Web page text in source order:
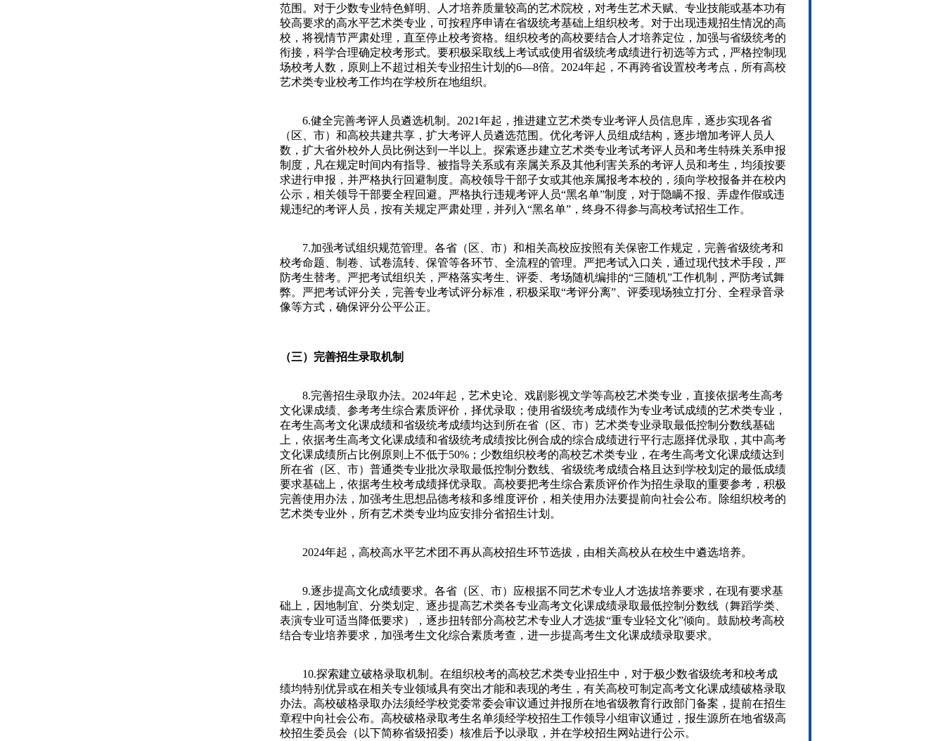
范围。对于少数专业特色鲜明、人才培养质量较高的艺术院校，对考生艺术天赋、专业技能或基本功有
较高要求的高水平艺术类专业，可按程序申请在省级统考基础上组织校考。对于出现违规招生情况的高
校，将视情节严肃处理，直至停止校考资格。组织校考的高校要结合人才培养定位，加强与省级统考的
衔接，科学合理确定校考形式。要积极采取线上考试或使用省级统考成绩进行初选等方式，严格控制现
场校考人数，原则上不超过相关专业招生计划的6—8倍。2024年起，不再跨省设置校考考点，所有高校
艺术类专业校考工作均在学校所在地组织。
6.健全完善考评人员遴选机制。2021年起，推进建立艺术类专业考评人员信息库，逐步实现各省
（区、市）和高校共建共享，扩大考评人员遴选范围。优化考评人员组成结构，逐步增加考评人员人
数，扩大省外校外人员比例达到一半以上。探索逐步建立艺术类专业考试考评人员和考生特殊关系申报
制度，凡在规定时间内有指导、被指导关系或有亲属关系及其他利害关系的考评人员和考生，均须按要
求进行申报，并严格执行回避制度。高校领导干部子女或其他亲属报考本校的，须向学校报备并在校内
公示，相关领导干部要全程回避。严格执行违规考评人员“黑名单”制度，对于隐瞒不报、弄虚作假或违
规违纪的考评人员，按有关规定严肃处理，并列入“黑名单”，终身不得参与高校考试招生工作。
7.加强考试组织规范管理。各省（区、市）和相关高校应按照有关保密工作规定，完善省级统考和
校考命题、制卷、试卷流转、保管等各环节、全流程的管理。严把考试入口关，通过现代技术手段，严
防考生替考。严把考试组织关，严格落实考生、评委、考场随机编排的“三随机”工作机制，严防考试舞
弊。严把考试评分关，完善专业考试评分标准，积极采取“考评分离”、评委现场独立打分、全程录音录
像等方式，确保评分公平公正。
（三）完善招生录取机制
8.完善招生录取办法。2024年起，艺术史论、戏剧影视文学等高校艺术类专业，直接依据考生高考
文化课成绩、参考考生综合素质评价，择优录取；使用省级统考成绩作为专业考试成绩的艺术类专业，
在考生高考文化课成绩和省级统考成绩均达到所在省（区、市）艺术类专业录取最低控制分数线基础
上，依据考生高考文化课成绩和省级统考成绩按比例合成的综合成绩进行平行志愿择优录取，其中高考
文化课成绩所占比例原则上不低于50%；少数组织校考的高校艺术类专业，在考生高考文化课成绩达到
所在省（区、市）普通类专业批次录取最低控制分数线、省级统考成绩合格且达到学校划定的最低成绩
要求基础上，依据考生校考成绩择优录取。高校要把考生综合素质评价作为招生录取的重要参考，积极
完善使用办法，加强考生思想品德考核和多维度评价，相关使用办法要提前向社会公布。除组织校考的
艺术类专业外，所有艺术类专业均应安排分省招生计划。
2024年起，高校高水平艺术团不再从高校招生环节选拔，由相关高校从在校生中遴选培养。
9.逐步提高文化成绩要求。各省（区、市）应根据不同艺术专业人才选拔培养要求，在现有要求基
础上，因地制宜、分类划定、逐步提高艺术类各专业高考文化课成绩录取最低控制分数线（舞蹈学类、
表演专业可适当降低要求），逐步扭转部分高校艺术专业人才选拔“重专业轻文化”倾向。鼓励校考高校
结合专业培养要求，加强考生文化综合素质考查，进一步提高考生文化课成绩录取要求。
10.探索建立破格录取机制。在组织校考的高校艺术类专业招生中，对于极少数省级统考和校考成
绩均特别优异或在相关专业领域具有突出才能和表现的考生，有关高校可制定高考文化课成绩破格录取
办法。高校破格录取办法须经学校党委常委会审议通过并报所在地省级教育行政部门备案，提前在招生
章程中向社会公布。高校破格录取考生名单须经学校招生工作领导小组审议通过，报生源所在地省级高
校招生委员会（以下简称省级招委）核准后予以录取，并在学校招生网站进行公示。